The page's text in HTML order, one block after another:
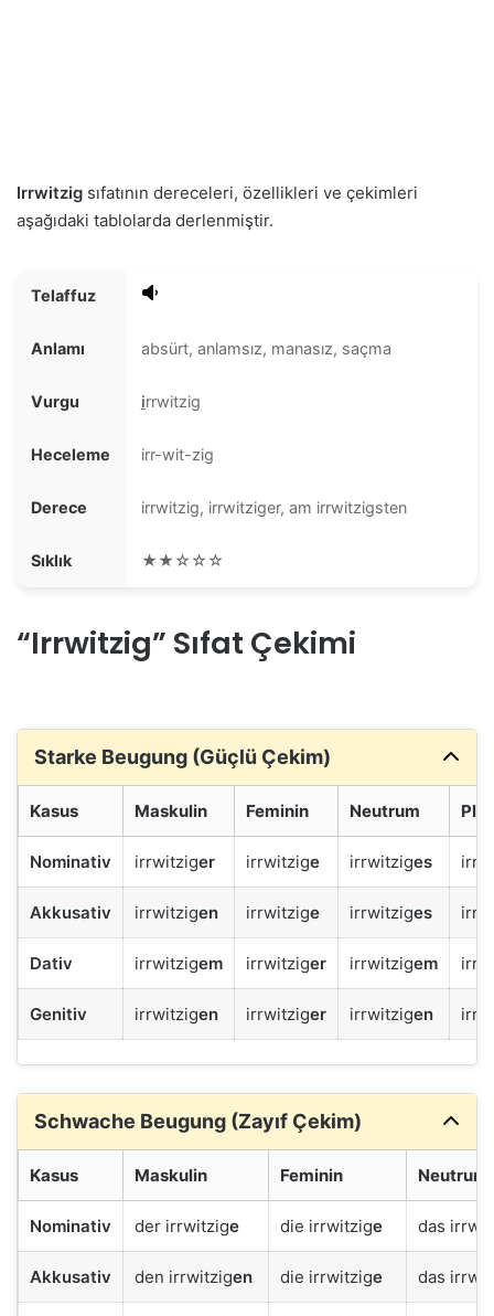
Irrwitzig sıfatının dereceleri, özellikleri ve çekimleri
aşağıdaki tablolarda derlenmiştir.
Telaffuz
Anlamı absürt, anlamsız, manasız, saçma
Vurgu irrwitzig
Heceleme irr-wit-zig
Derece irrwitzig, irrwitziger, am irrwitzigsten
Sıklık ★★☆☆☆
“Irrwitzig” Sıfat Çekimi
Starke Beugung (Güçlü Çekim)
Kasus Maskulin Feminin Neutrum
Nominativ irrwitziger irrwitzige irrwitziges
Akkusativ irrwitzigen irrwitzige irrwitziges
Dativ irrwitzigem irrwitziger irrwitzigem
Genitiv irrwitzigen irrwitziger irrwitzigen
Schwache Beugung (Zayıf Çekim)
Kasus Maskulin Feminin Neutrum
Nominativ der irrwitzige die irrwitzige das
Akkusativ den irrwitzigen die irrwitzige das